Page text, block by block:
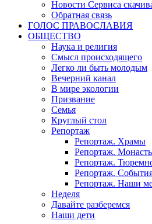
Новости Сервиса
Обратная связь
ГОЛОС ПРАВОСЛАВИЯ
ОБЩЕСТВО
Наука и религия
Смысл происходящего
Легко ли быть молодым
Вечерний канал
В мире экологии
Призвание
Семья
Круглый стол
Репортаж
Репортаж. Храмы
Репортаж.
Репортаж.
Репортаж.
Репортаж. Наши
Неделя
Давайте разберемся
Наши дети